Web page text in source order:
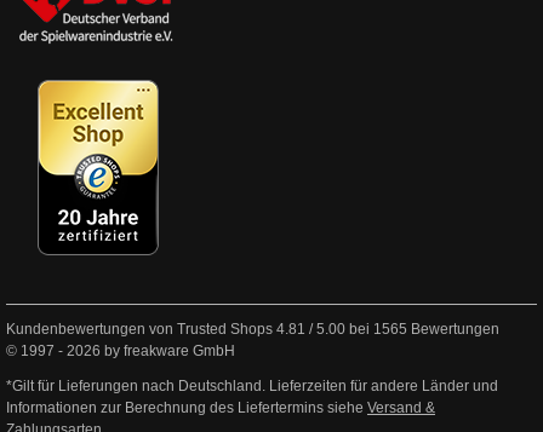
Kundenbewertungen von Trusted Shops 4.81 /5.00 bei 1565 Bewertungen
© 1997 - 2026 by freakware GmbH
*Gilt für Lieferungen nach Deutschland. Lieferzeiten für andere Länder und
Informationen zur Berechnung des Liefertermins siehe Versand &